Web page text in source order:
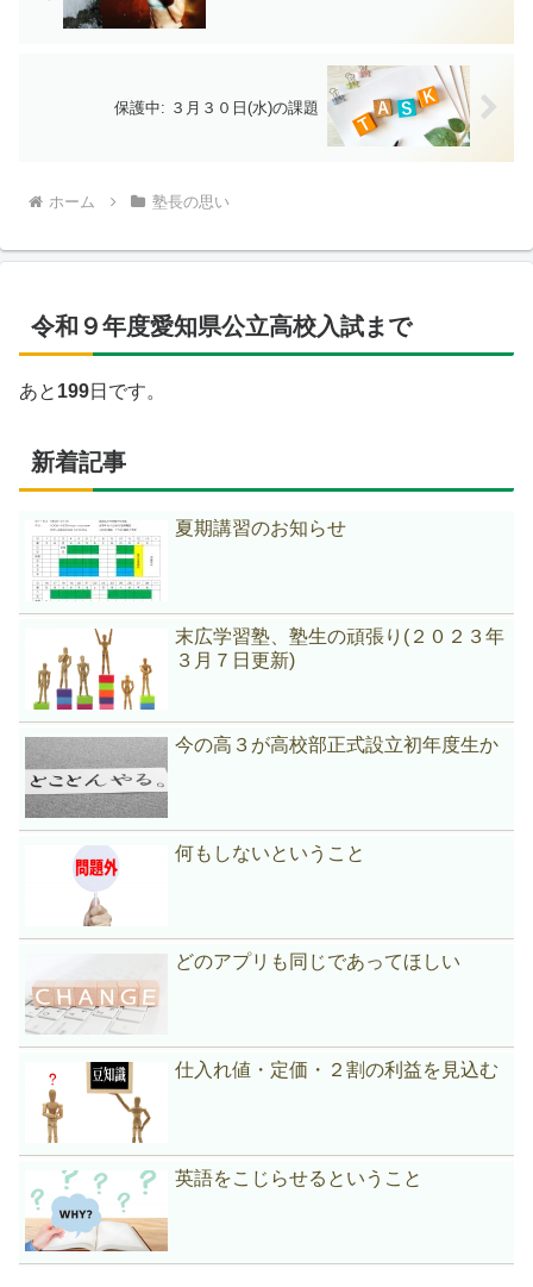
保護中: ３月３０日(水)の課題
ホーム 塾長の思い
令和９年度愛知県公立高校入試まで
あと 199日です。
新着記事
夏期講習のお知らせ
末広学習塾、塾生の頑張り(２０２３年
３月７日更新)
今の高３が高校部正式設立初年度生か
何もしないということ
どのアプリも同じであってほしい
仕入れ値・定価・２割の利益を見込む
英語をこじらせるということ